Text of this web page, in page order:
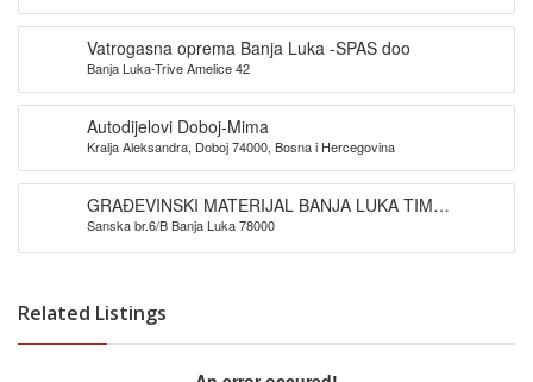
Vatrogasna oprema Banja Luka -SPAS doo
Banja Luka-Trive Amelice 42
Autodijelovi Doboj-Mima
Kralja Aleksandra, Doboj 74000, Bosna i Hercegovina
GRAĐEVINSKI MATERIJAL BANJA LUKA TIM
PROMET DOO
Sanska br.6/B Banja Luka 78000
Related Listings